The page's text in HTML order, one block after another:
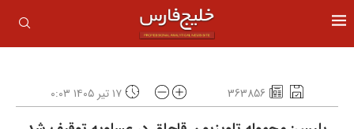
363856 ۱۷ تیر ۱۴۰۵ ۰:۰۳